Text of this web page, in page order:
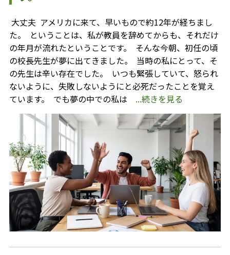
⁡ 大丈夫 ⁡ アメリカに来て、早いもので約12年が経ちまし
た。 ⁡ ということは、私が教員を辞めてからも、それだけ
の年月が流れたということです。 ⁡ そんな今朝、初任の頃
の校長先生が夢に出てきました。 ⁡ 当時の私にとって、そ
の先生は辛い存在でした。 ⁡ いつも緊張していて、怒られ
ないように、失敗しないようにと必死だったことを覚え
ています。 ⁡ でも夢の中での私は ...続きを見る